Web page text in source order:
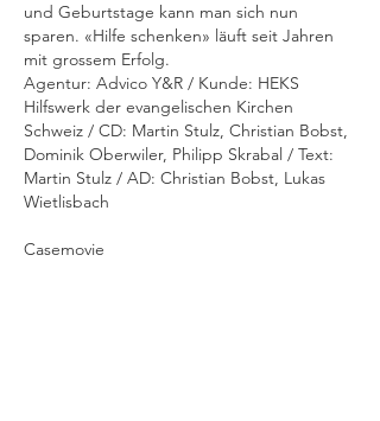
und Geburtstage kann man sich nun
sparen. «Hilfe schenken» läuft seit Jahren
mit grossem Erfolg.
Agentur: Advico Y&R / Kunde: HEKS
Hilfswerk der evangelischen Kirchen
Schweiz / CD: Martin Stulz, Christian Bobst,
Dominik Oberwiler, Philipp Skrabal / Text:
Martin Stulz / AD: Christian Bobst, Lukas
Wietlisbach
Casemovie